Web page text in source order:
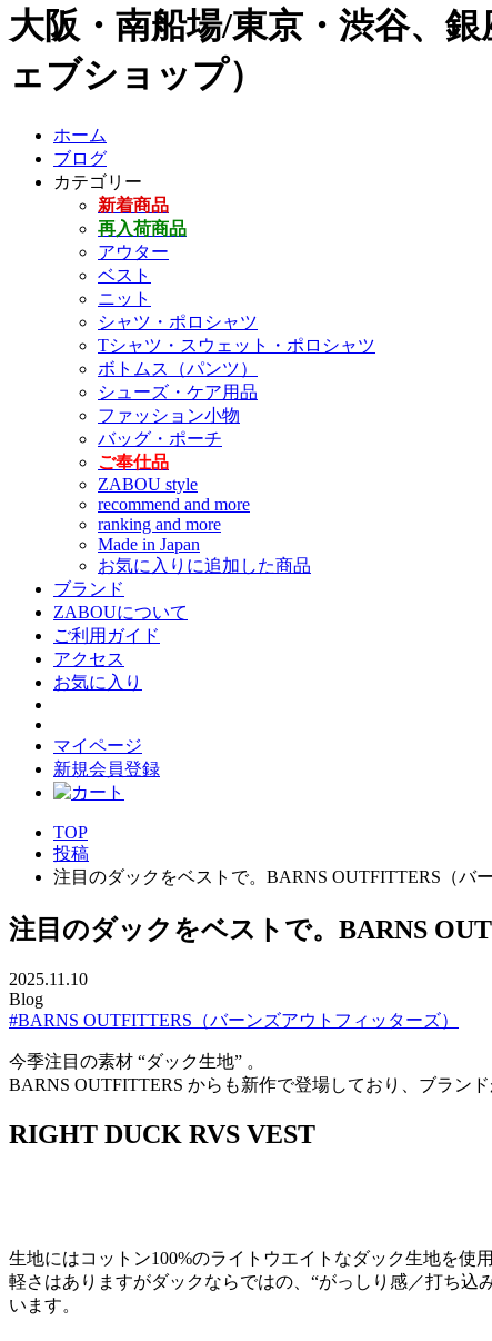
大阪・南船場/東京・渋谷、
ェブショップ）
ホーム
ブログ
カテゴリー
新着商品
再入荷商品
アウター
ベスト
ニット
シャツ・ポロシャツ
Tシャツ・スウェット・ポロシャツ
ボトムス（パンツ）
シューズ・ケア用品
ファッション小物
バッグ・ポーチ
ご奉仕品
ZABOU style
recommend and more
ranking and more
Made in Japan
お気に入りに追加した商品
ブランド
ZABOUについて
ご利用ガイド
アクセス
お気に入り
マイページ
新規会員登録
TOP
投稿
注目のダックをベストで。BARNS OUTFITTERS（バ
注目のダックをベストで。BARNS
2025.11.10
Blog
#BARNS OUTFITTERS（バーンズアウトフィッターズ）
今季注目の素材 “ダック生地” 。
BARNS OUTFITTERS からも新作で登場しており、ブラン
RIGHT DUCK RVS VEST
生地にはコットン100%のライトウエイトなダック生地を使用
軽さはありますがダックならではの、“がっしり感／打ち
います。